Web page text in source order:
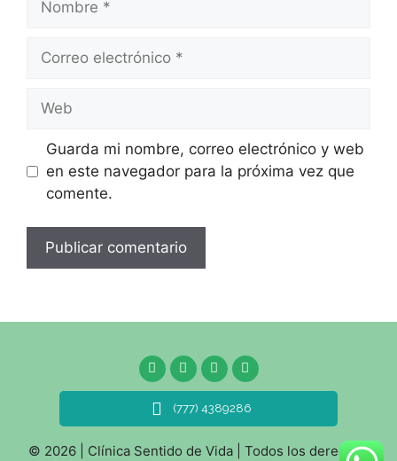
Guarda mi nombre, correo electrónico y web
en este navegador para la próxima vez que
comente.
(777) 4389286
© 2026 | Clínica Sentido de Vida | Todos los derechos